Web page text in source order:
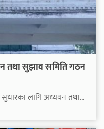
तथा सुझाव समिति गठन
सुधारका लागि अध्ययन तथा...